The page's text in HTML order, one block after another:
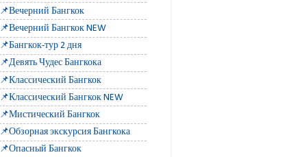
📌Вечерний Бангкок
📌Вечерний Бангкок NEW
📌Бангкок-тур 2 дня
📌Девять Чудес Бангкока
📌Классический Бангкок
📌Классический Бангкок NEW
📌Мистический Бангкок
📌Обзорная экскурсия Бангкока
📌Опасный Бангкок